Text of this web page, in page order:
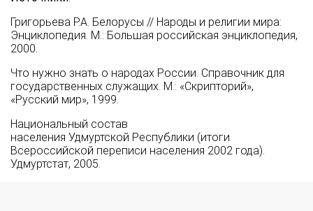
Григорьева Р.А. Белорусы // Народы и религии мира:
Энциклопедия. М.: Большая российская энциклопедия,
2000.
Что нужно знать о народах России. Справочник для
государственных служащих. М.: «Скрипторий»,
«Русский мир», 1999.
Национальный состав
населения Удмуртской Республики (итоги
Всероссийской переписи населения 2002 года).
Удмуртстат, 2005.